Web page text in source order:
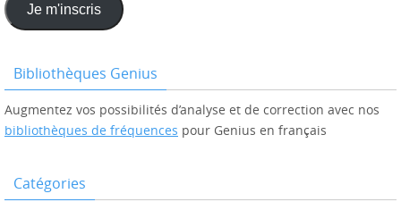
Je m'inscris
Bibliothèques Genius
Augmentez vos possibilités d’analyse et de correction avec nos
bibliothèques de fréquences pour Genius en français
Catégories